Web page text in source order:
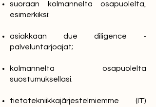
suoraan kolmannelta osapuolelta,
esimerkiksi:
asiakkaan due diligence -
palveluntarjoajat;
kolmannelta osapuolelta
suostumuksellasi.
tietotekniikkajärjestelmiemme (IT)